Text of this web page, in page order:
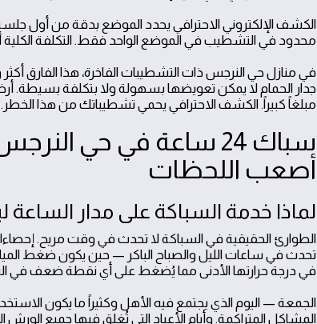
الكشف الإلكتروني الاحترافي يحدد الموضع بدقة من أول
محدود في التشطيب في الموضع الواحد فقط. التكلفة الكلية
في منازل حي النرجس ذات التشطيبات الفاخرة، هذا الفارق
جدار الحمام لا يمكن تعويضها بسهولة ولا بتكلفة بسيطة.
مبلغاً كبيراً. الكشف الاحترافي يحمي تشطيباتك من هذا الخطر.
سباك 24 ساعة في حي
أصعب اللحظات
لماذا خدمة السباكة على مدار
الطوارئ الحقيقية في السباكة لا تحدث في وقت مريح.
تحدث في ساعات الليل والصباح الباكر — حين يكون ضغط
في درجة حرارتها الأدنى مما يُضغط على أي نقطة ضعف في
الجمعة — اليوم الذي يجتمع فيه الأهل وكثيراً ما يكون
المشاكل المتراكمة. وأيام الأعياد التي تُغلق فيها جميع